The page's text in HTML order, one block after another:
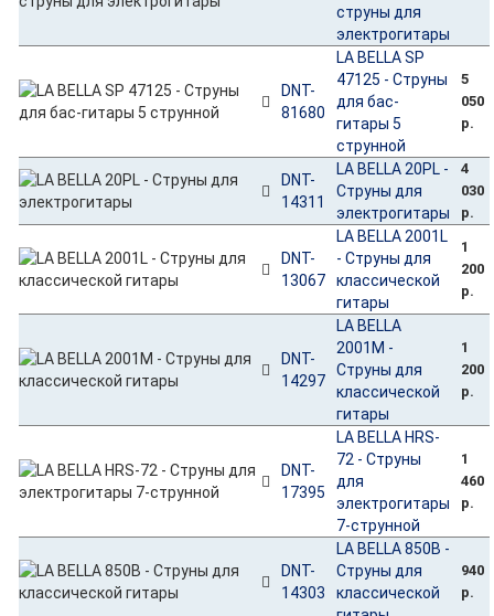
струны для
электрогитары
DNT-
81680
LA BELLA SP
47125 - Струны
для бас-
гитары 5
струнной
5
050
р.
DNT-
14311
LA BELLA 20PL -
Струны для
электрогитары
4
030
р.
DNT-
13067
LA BELLA 2001L
- Струны для
классической
гитары
1
200
р.
DNT-
14297
LA BELLA
2001M -
Струны для
классической
гитары
1
200
р.
DNT-
17395
LA BELLA HRS-
72 - Струны
для
электрогитары
7-струнной
1
460
р.
DNT-
14303
LA BELLA 850B -
Струны для
классической
940
р.